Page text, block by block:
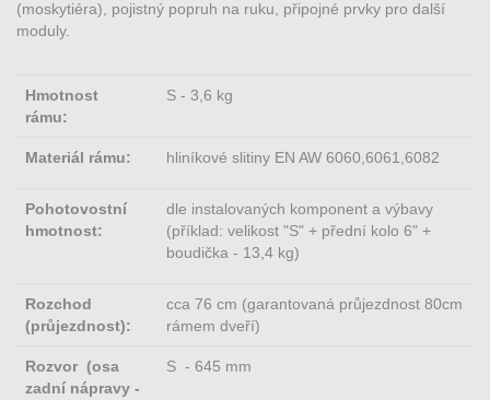
(moskytiéra), pojistný popruh na ruku, připojné prvky pro další
moduly.
Hmotnost
rámu:
S - 3,6 kg
Materiál rámu: hliníkové slitiny EN AW 6060,6061,6082
Pohotovostní
hmotnost:
dle instalovaných komponent a výbavy
(příklad: velikost "S" + přední kolo 6" +
boudička - 13,4 kg)
Rozchod
(průjezdnost):
cca 76 cm (garantovaná průjezdnost 80cm
rámem dveří)
Rozvor (osa
zadní nápravy -
S - 645 mm